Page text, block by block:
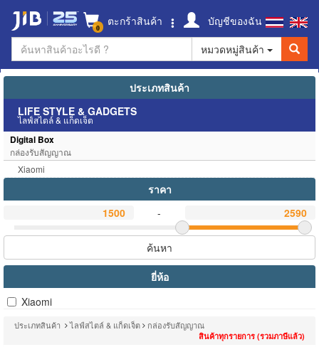
0 ตะกร้าสินค้า
บัญชีของฉัน
หมวดหมู่สินค้า
ประเภทสินค้า
LIFE STYLE & GADGETS
ไลฟ์สไตล์ & แก็ดเจ็ต
Digital Box
กล่องรับสัญญาณ
Xiaomi
ราคา
-
ค้นหา
ยี่ห้อ
Xiaomi
ประเภทสินค้า ไลฟ์สไตล์ & แก็ดเจ็ต กล่องรับสัญญาณ
สินค้าทุกรายการ (รวมภาษีแล้ว)